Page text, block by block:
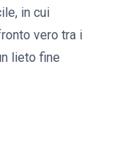
in cui
vero tra i
lieto fine